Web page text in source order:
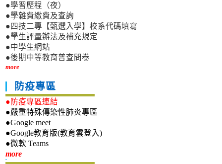
●學習歷程（夜）
●學雜費繳費及查詢
●四技二專【甄選入學】校系代碼填寫
●學生評量辦法及補充規定
●中學生網站
●後期中等教育普查問卷
more
防疫專區
●防疫專區連結
●嚴重特殊傳染性肺炎專區
●Google meet
●Google教育版(教育雲登入)
●微軟 Teams
more新生專區